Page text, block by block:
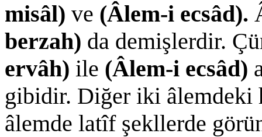
misâl) ve (Âlem-i ecsâd).
berzah) da demişlerdir.
ervâh) ile (Âlem-i ecsâd)
gibidir. Diğer iki âlemdeki
âlemde latîf şekllerde